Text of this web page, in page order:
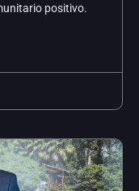
positivo.